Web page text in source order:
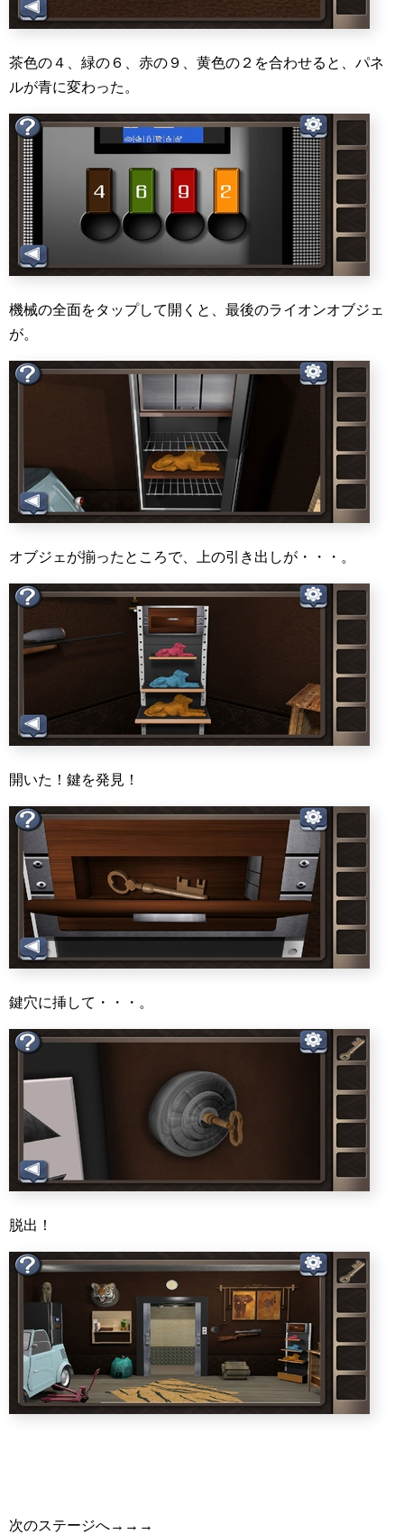
茶色の４、緑の６、赤の９、黄色の２を合わせると、パネ
ルが青に変わった。
機械の全面をタップして開くと、最後のライオンオブジェ
が。
オブジェが揃ったところで、上の引き出しが・・・。
開いた！鍵を発見！
鍵穴に挿して・・・。
脱出！
次のステージへ→→→